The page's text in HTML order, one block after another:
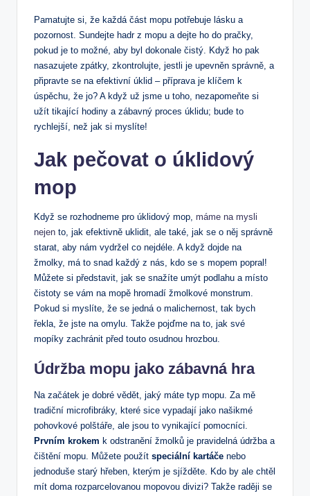
Pamatujte si, že každá část ⁢mopu potřebuje lásku a
pozornost. Sundejte hadr ‍z mopu a dejte ho do pračky,
pokud je to možné, aby byl dokonale čistý. ⁢Když ho‍ pak
nasazujete zpátky, zkontrolujte, jestli je ‌upevněn ⁢správně, a
připravte‍ se na efektivní úklid – příprava je klíčem‌ k
úspěchu, že jo? ‍A když už jsme u toho, nezapomeňte si
užít ⁤tikající⁣ hodiny a zábavný proces úklidu; bude to
rychlejší, než jak si⁤ myslíte!
Jak pečovat o úklidový
mop
Když ⁣se rozhodneme pro úklidový mop, máme na mysli
nejen to, jak ⁢efektivně uklidit, ale také, jak se⁢ o něj správně
‍starat, aby nám vydržel co nejdéle. A když dojde⁢ na
žmolky, má to snad každý z nás, kdo se s mopem popral!
Můžete‌ si představit, ​jak se ‌snažíte umýt podlahu​ a místo‌
čistoty se vám na‍ mopě hromadí ⁢žmolkové monstrum.
‌Pokud si myslíte, že‍ se ⁣jedná o malichernost, ‌tak bych
řekla, že ​jste na omylu. Takže⁢ pojďme‌ na to, jak své
mopíky zachránit ‍před touto osudnou hrozbou.
Údržba mopu ​jako ‍zábavná hra
Na začátek je dobré vědět,‍ jaký máte typ⁤ mopu. Za mě‌
tradiční microfibráky, které sice vypadají jako‍ našikmé
pohovkové polštáře, ‍ale jsou to vynikající pomocníci.
Prvním krokem k odstranění​ žmolků je pravidelná údržba ​a
čištění mopu. Můžete použít speciální kartáče nebo
jednoduše starý hřeben, kterým je sjížděte. Kdo by ale chtěl
mít doma rozparcelovanou mopovou divizi? Takže raději se